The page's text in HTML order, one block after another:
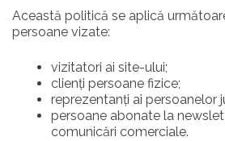
Această politică se aplică
persoane vizate:
vizitatori ai site-ului;
clienți persoane fizice;
reprezentanți ai persoanelor
persoane abonate la
comunicări comerciale.